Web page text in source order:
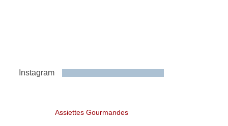
Instagram
Assiettes Gourmandes